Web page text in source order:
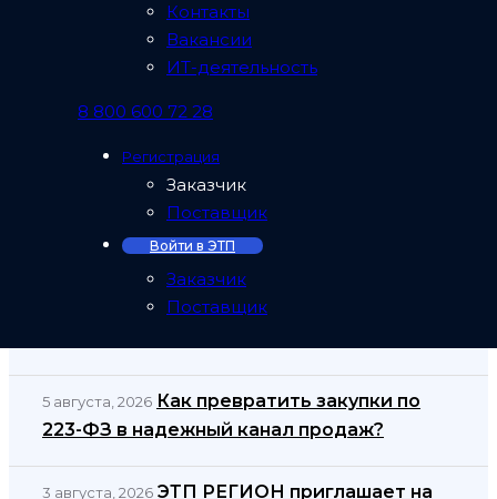
Контакты
Вакансии
ИТ-деятельность
8 800 600 72 28
Регистрация
Заказчик
Поставщик
Войти в ЭТП
Заказчик
Поставщик
С праздником!
С днем рождения ЭТП «Регион»!
Новости компании
5 августа, 2026 Как превратить закупки по
223-ФЗ в надежный канал продаж?
3 августа, 2026 ЭТП РЕГИОН приглашает на